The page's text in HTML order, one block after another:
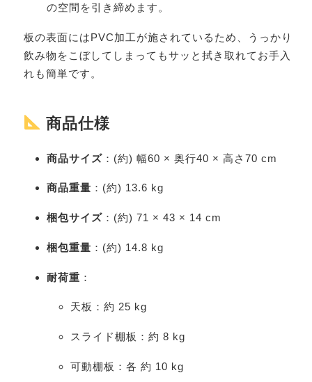
の空間を引き締めます。
板の表面にはPVC加工が施されているため、うっかり
飲み物をこぼしてしまってもサッと拭き取れてお手入
れも簡単です。
商品仕様
商品サイズ ：(約) 幅60 × 奥行40 × 高さ70 cm
商品重量 ：(約) 13.6 kg
梱包サイズ ：(約) 71 × 43 × 14 cm
梱包重量 ：(約) 14.8 kg
耐荷重 ：
天板：約 25 kg
スライド棚板：約 8 kg
可動棚板：各 約 10 kg